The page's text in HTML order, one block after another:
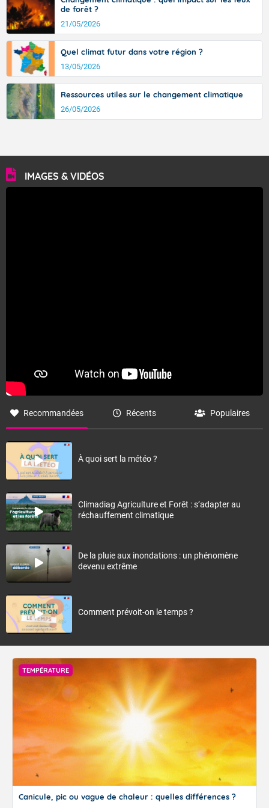
de forêt ?
21/05/2026
Quel climat futur dans votre région ?
13/05/2026
Ressources utiles sur le changement climatique
26/05/2026
IMAGES & VIDÉOS
Recommandées Récents Populaires
À quoi sert la météo ?
Climadiag Agriculture et Forêt : s’adapter au
réchauffement climatique
De la pluie aux inondations : un phénomène
devenu extrême
Comment prévoit-on le temps ?
TEMPÉRATURE
Canicule, pic ou vague de chaleur : quelles différences ?